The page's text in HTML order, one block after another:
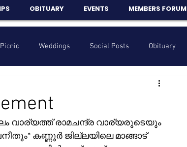
OBITUARY EVENTS MEMBERS FORUM
Picnic Weddings Social Posts Obituary
Birthdays
വാര്യത്ത് രാമചന്ദ്ര വാര്യരുടെയും
കണ്ണൂര്‍ ജില്ലയിലെ മാങ്ങാട്